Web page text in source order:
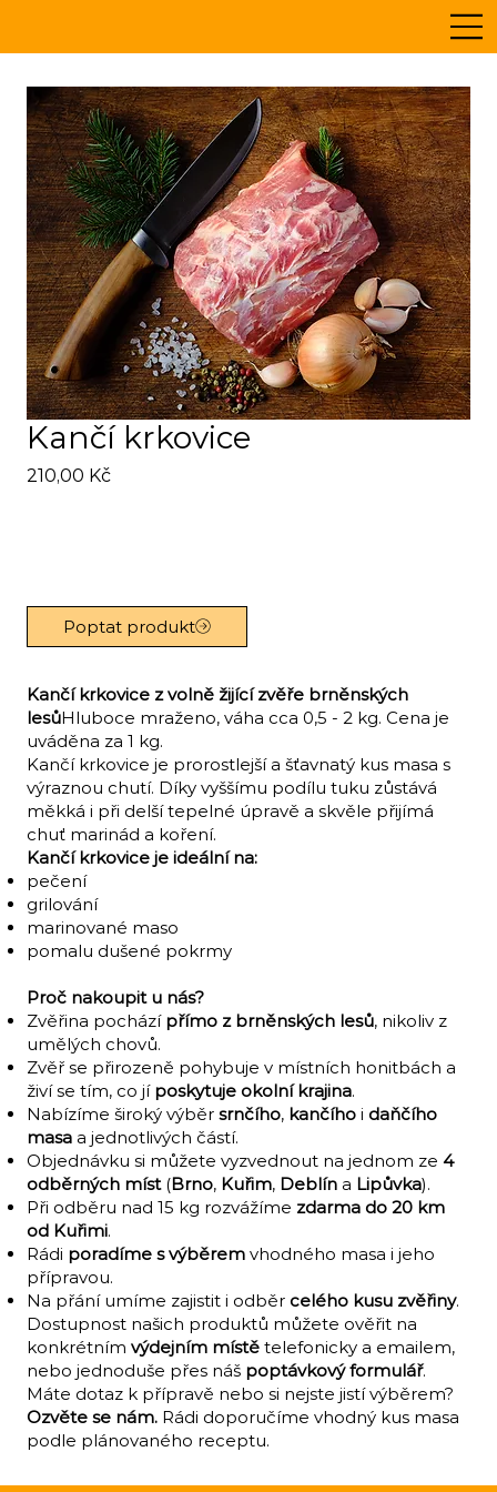
Kančí krkovice
210,00 KčCena
Poptat produkt
Kančí krkovice z volně žijící zvěře brněnských
lesůHluboce mraženo, váha cca 0,5 - 2 kg. Cena je
uváděna za 1 kg.
Kančí krkovice je prorostlejší a šťavnatý kus masa s
výraznou chutí. Díky vyššímu podílu tuku zůstává
měkká i při delší tepelné úpravě a skvěle přijímá
chuť marinád a koření.
Kančí krkovice je ideální na:
pečení
grilování
marinované maso
pomalu dušené pokrmy
Proč nakoupit u nás?
Zvěřina pochází přímo z brněnských lesů, nikoliv z
umělých chovů.
Zvěř se přirozeně pohybuje v místních honitbách a
živí se tím, co jí poskytuje okolní krajina.
Nabízíme široký výběr srnčího, kančího i daňčího
masa a jednotlivých částí.
Objednávku si můžete vyzvednout na jednom ze 4
odběrných míst(Brno, Kuřim, Deblína Lipůvka).
Při odběru nad 15 kg rozvážíme zdarma do 20 km
od Kuřimi.
Rádi poradíme s výběremvhodného masa i jeho
přípravou.
Na přání umíme zajistit i odběr celého kusu zvěřiny.
Dostupnost našich produktů můžete ověřit na
konkrétním výdejním místě telefonicky a emailem,
nebo jednoduše přes náš poptávkový formulář.
Máte dotaz k přípravě nebo si nejste jistí výběrem?
Ozvěte se nám.Rádi doporučíme vhodný kus masa
podle plánovaného receptu.